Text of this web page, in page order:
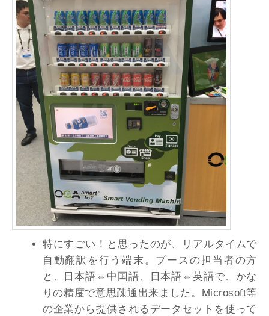
特にすごい！と思ったのが、リアルタイムで
自動翻訳を行う端末。ブースの担当者の方
と、日本語⇔中国語、日本語⇔英語で、かな
りの精度で意思疎通出来ました。Microsoft等
の企業から提供されるデータセットを使って